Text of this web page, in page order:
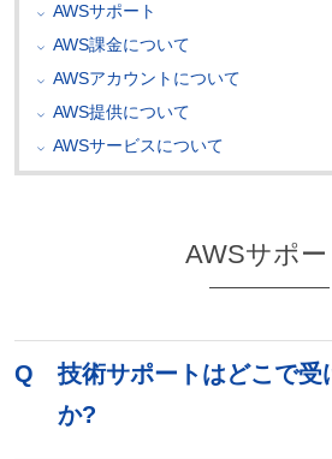
AWSサポート
AWS課金について
AWSアカウントについて
AWS提供について
AWSサービスについて
AWSサポー
Q
技術サポートはどこで受
か?